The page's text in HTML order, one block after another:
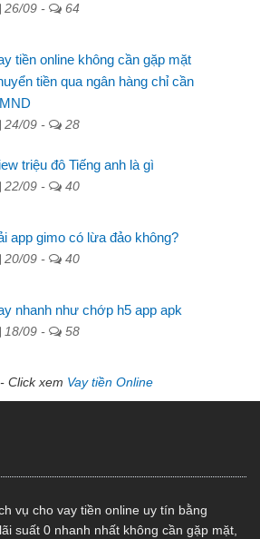
26/09 - 64
tiền online không cần gặp mặt
tiền qua ngân hàng chỉ cần
24/09 - 28
triệu đô Tiếng anh là gì
22/09 - 40
app gimo có lừa đảo không?
20/09 - 40
nhanh như chớp h5 app apk
18/09 - 58
Click xem Vay tiền Online
vụ cho vay tiền online uy tín bằng
suất 0 nhanh nhất không cần gặp mặt,